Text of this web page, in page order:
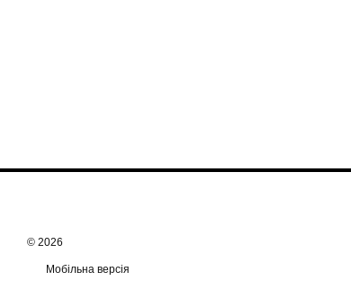
© 2026
Мобільна версія